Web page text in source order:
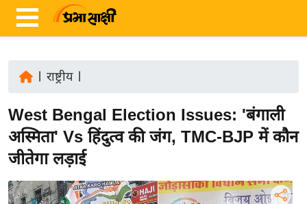
ज़ा
ख
र
रा
राष्ट्रीय|
West Bengal Election Issues: 'बंगाली
अस्मिता' Vs हिंदुत्व की जंग, TMC-BJP में कौन
जीतेगा लड़ाई